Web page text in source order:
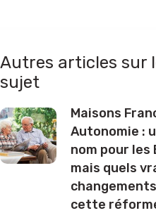
Autres articles sur
sujet
Maisons
Autonomie :
nom pour les
mais quels
cette